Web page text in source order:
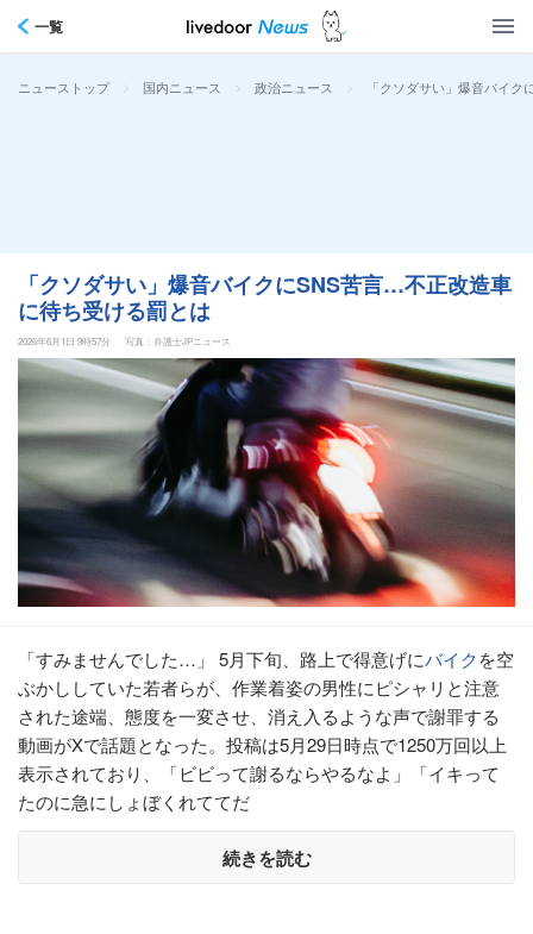
一覧
ニューストップ > 国内ニュース > 政治ニュース > 「クソダサい」爆音バイ
「クソダサい」爆音バイクにSNS苦言…不正改造車
に待ち受ける罰とは
2026年6月1日 9時57分 写真：弁護士JPニュース
「すみませんでした…」 5月下旬、路上で得意げにバイクを空
ぶかししていた若者らが、作業着姿の男性にピシャリと注意
された途端、態度を一変させ、消え入るような声で謝罪する
動画がXで話題となった。投稿は5月29日時点で1250万回以上
表示されており、「ビビって謝るならやるなよ」「イキって
たのに急にしょぼくれててだ
続きを読む